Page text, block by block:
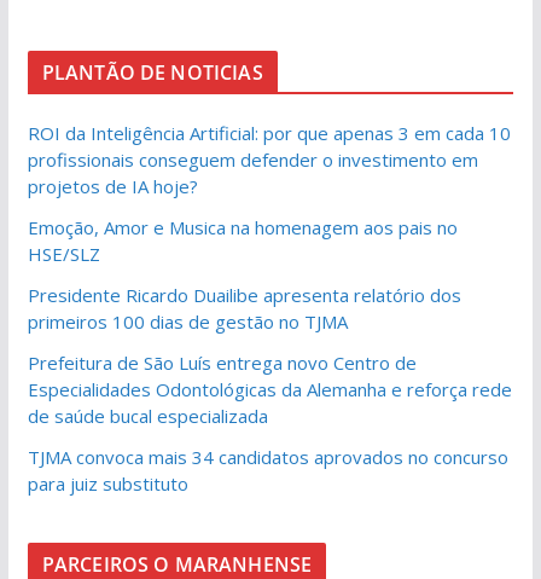
PLANTÃO DE NOTICIAS
ROI da Inteligência Artificial: por que apenas 3 em cada 10
profissionais conseguem defender o investimento em
projetos de IA hoje?
Emoção, Amor e Musica na homenagem aos pais no
HSE/SLZ
Presidente Ricardo Duailibe apresenta relatório dos
primeiros 100 dias de gestão no TJMA
Prefeitura de São Luís entrega novo Centro de
Especialidades Odontológicas da Alemanha e reforça rede
de saúde bucal especializada
TJMA convoca mais 34 candidatos aprovados no concurso
para juiz substituto
PARCEIROS O MARANHENSE